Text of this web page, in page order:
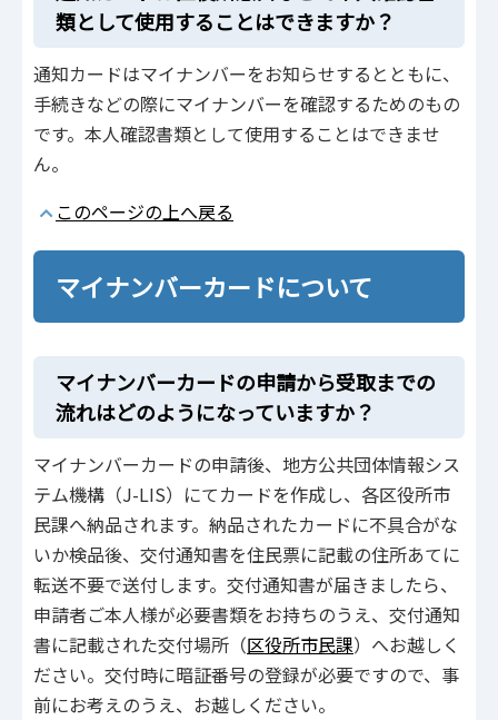
類として使用することはできますか？
通知カードはマイナンバーをお知らせするとともに、
手続きなどの際にマイナンバーを確認するためのもの
です。本人確認書類として使用することはできませ
ん。
このページの上へ戻る
マイナンバーカードについて
マイナンバーカードの申請から受取までの
流れはどのようになっていますか？
マイナンバーカードの申請後、地方公共団体情報シス
テム機構（J-LIS）にてカードを作成し、各区役所市
民課へ納品されます。納品されたカードに不具合がな
いか検品後、交付通知書を住民票に記載の住所あてに
転送不要で送付します。交付通知書が届きましたら、
申請者ご本人様が必要書類をお持ちのうえ、交付通知
書に記載された交付場所（区役所市民課）へお越しく
ださい。交付時に暗証番号の登録が必要ですので、事
前にお考えのうえ、お越しください。